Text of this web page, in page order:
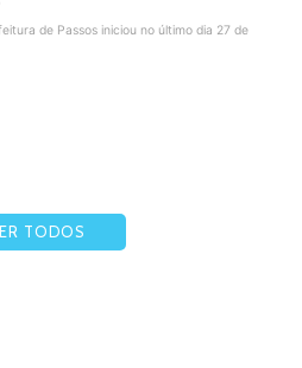
de Passos iniciou no último dia 27 de
TODOS